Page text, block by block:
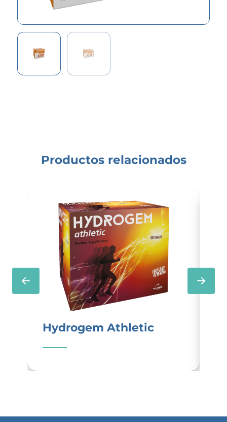
Productos relacionados
Hydrogem Athletic